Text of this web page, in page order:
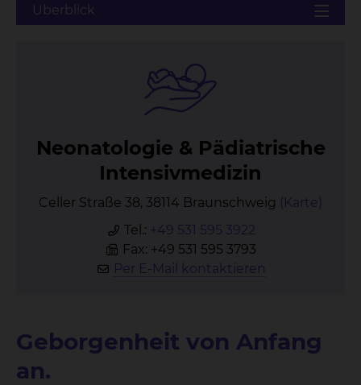
Neo­na­to­lo­gie & Päd­ia­tri­sche
In­ten­siv­me­di­zin
Celler Straße 38, 38114 Braunschweig (Karte)
Tel.: +49 531 595 3922
Fax: +49 531 595 3793
Per E-Mail kontaktieren
Geborgenheit von Anfang
an.